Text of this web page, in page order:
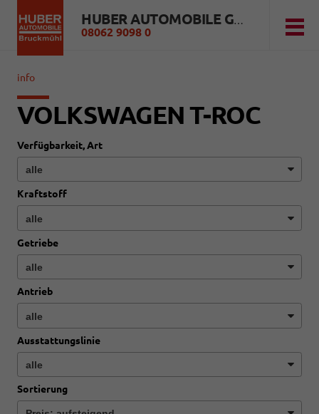
HUBER AUTOMOBILE GMBH
08062 9098 0
info
VOLKSWAGEN T-ROC
Verfügbarkeit, Art
Kraftstoff
Getriebe
Antrieb
Ausstattungslinie
Sortierung